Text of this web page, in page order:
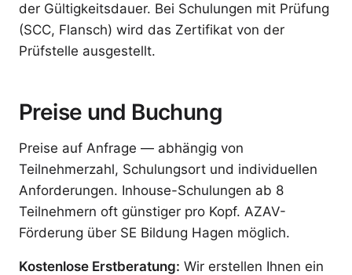
der Gültigkeitsdauer. Bei Schulungen mit Prüfung
(SCC, Flansch) wird das Zertifikat von der
Prüfstelle ausgestellt.
Preise und Buchung
Preise auf Anfrage — abhängig von
Teilnehmerzahl, Schulungsort und individuellen
Anforderungen. Inhouse-Schulungen ab 8
Teilnehmern oft günstiger pro Kopf. AZAV-
Förderung über SE Bildung Hagen möglich.
Kostenlose Erstberatung: Wir erstellen Ihnen ein